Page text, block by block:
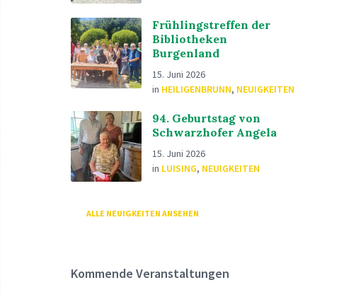
Frühlingstreffen der
Bibliotheken
Burgenland
15. Juni 2026
in HEILIGENBRUNN, NEUIGKEITEN
94. Geburtstag von
Schwarzhofer Angela
15. Juni 2026
in LUISING, NEUIGKEITEN
ALLE NEUIGKEITEN ANSEHEN
Kommende Veranstaltungen